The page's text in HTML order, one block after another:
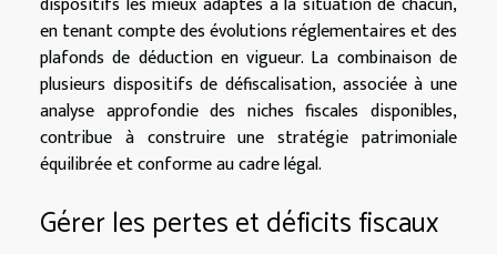
en tenant compte des évolutions réglementaires et des
plafonds de déduction en vigueur. La combinaison de
plusieurs dispositifs de défiscalisation, associée à une
analyse approfondie des niches fiscales disponibles,
contribue à construire une stratégie patrimoniale
équilibrée et conforme au cadre légal.
Gérer les pertes et déficits fiscaux